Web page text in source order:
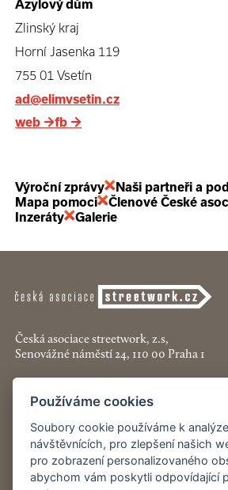
Azylový dům
Zlinský kraj
Horní Jasenka 119
755 01 Vsetín
ad@elimvsetin.cz
web →fb →
Výroční zprávy
Naši partneři a
Mapa pomoci
Členové České
Inzeráty
Galerie
Česká asociace streetwork, z.s,
Senovážné náměstí 24, 110 00 Praha 1
+420 774 913 777
asociace@streetwork.cz
Nastavení cookies
Restartshop.cz
Používáme cookies
Soubory cookie používáme k
návštěvnících, pro zlepšení našich
pro zobrazení personalizovaného
abychom vám poskytli odpovídající